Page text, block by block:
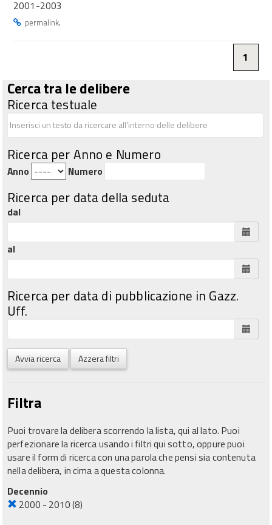
2001-2003
permalink.
1
Cerca tra le delibere
Ricerca testuale
Ricerca per Anno e Numero
Anno Numero
Ricerca per data della seduta
dal
al
Ricerca per data di pubblicazione in Gazz.
Uff.
Avvia ricerca Azzera filtri
Filtra
Puoi trovare la delibera scorrendo la lista, qui al lato. Puoi
perfezionare la ricerca usando i filtri qui sotto, oppure puoi
usare il form di ricerca con una parola che pensi sia contenuta
nella delibera, in cima a questa colonna.
Decennio
2000 - 2010(8)